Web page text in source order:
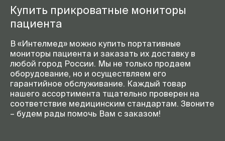
Купить прикроватные мониторы
пациента
В «Интелмед» можно купить портативные
мониторы пациента и заказать их доставку в
любой город России. Мы не только продаем
оборудование, но и осуществляем его
гарантийное обслуживание. Каждый товар
нашего ассортимента тщательно проверен на
соответствие медицинским стандартам. Звоните
– будем рады помочь Вам с заказом!